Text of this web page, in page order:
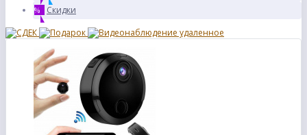
% Скидки